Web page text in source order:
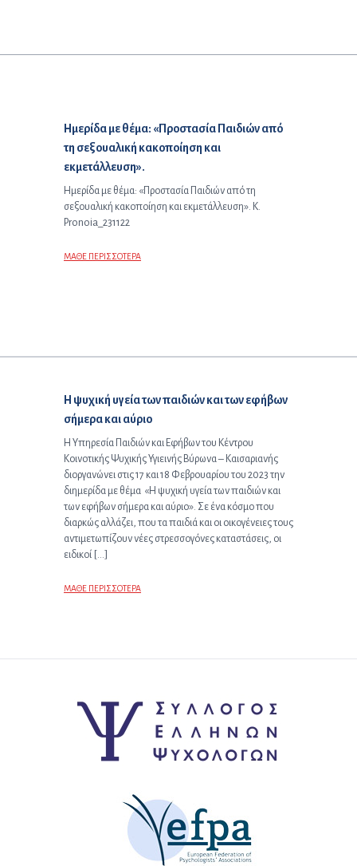
Προηγούμενο άρθρο:
Ημερίδα με θέμα: «Προστασία Παιδιών από
τη σεξουαλική κακοποίηση και
εκμετάλλευση».
Ημερίδα με θέμα: «Προστασία Παιδιών από τη
σεξουαλική κακοποίηση και εκμετάλλευση». K.
Pronoia_231122
ΜΑΘΕ ΠΕΡΙΣΣΟΤΕΡΑ
Επόμενο άρθρο:
Η ψυχική υγεία των παιδιών και των εφήβων
σήμερα και αύριο
Η Υπηρεσία Παιδιών και Εφήβων του Κέντρου
Κοινοτικής Ψυχικής Υγιεινής Βύρωνα – Καισαριανής
διοργανώνει στις 17 και 18 Φεβρουαρίου του 2023 την
διημερίδα με θέμα «Η ψυχική υγεία των παιδιών και
των εφήβων σήμερα και αύριο». Σε ένα κόσμο που
διαρκώς αλλάζει, που τα παιδιά και οι οικογένειες τους
αντιμετωπίζουν νέες στρεσσογόνες καταστάσεις, οι
ειδικοί […]
ΜΑΘΕ ΠΕΡΙΣΣΟΤΕΡΑ